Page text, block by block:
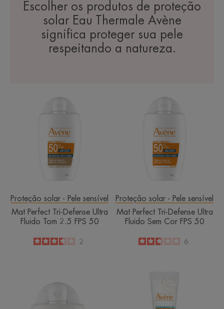
Escolher os produtos de proteção
solar Eau Thermale Avène
significa proteger sua pele
respeitando a natureza.
Mat
Defense
Ultra
Fluido
Tom
2.5
50
Proteção solar - Pele sensível
Mat Perfect Tri-Defense Ultra
Fluido Tom 2.5 FPS 50
3.5
/
5
2
Mat
Defense
Ultra
Fluido
Sem
Cor
50
Proteção solar - Pele sensível
Mat Perfect Tri-Defense Ultra
Fluido Sem Cor FPS 50
2.7
/
5
6
Perfect
Defense
UV
FPS70
Tom